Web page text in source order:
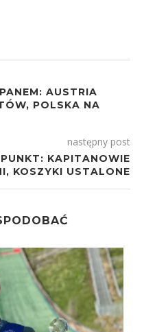
AUSTRIA
POLSKA NA
następny post
KAPITANOWIE
KOSZYKI USTALONE